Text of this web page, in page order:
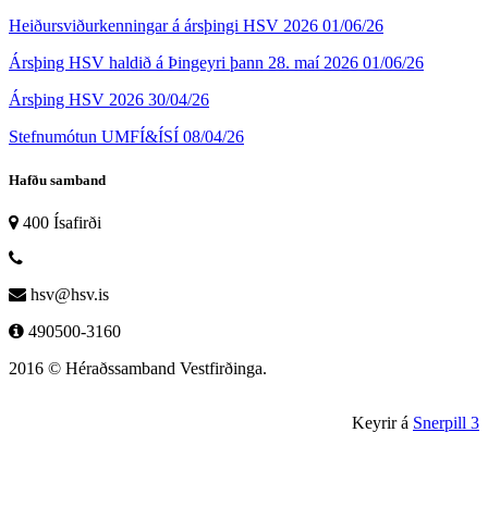
Heiðursviðurkenningar á ársþingi HSV 2026 01/06/26
Ársþing HSV haldið á Þingeyri þann 28. maí 2026 01/06/26
Ársþing HSV 2026 30/04/26
Stefnumótun UMFÍ&ÍSÍ 08/04/26
Hafðu samband
400 Ísafirði
hsv@hsv.is
490500-3160
2016 © Héraðssamband Vestfirðinga.
Keyrir á Snerpill 3